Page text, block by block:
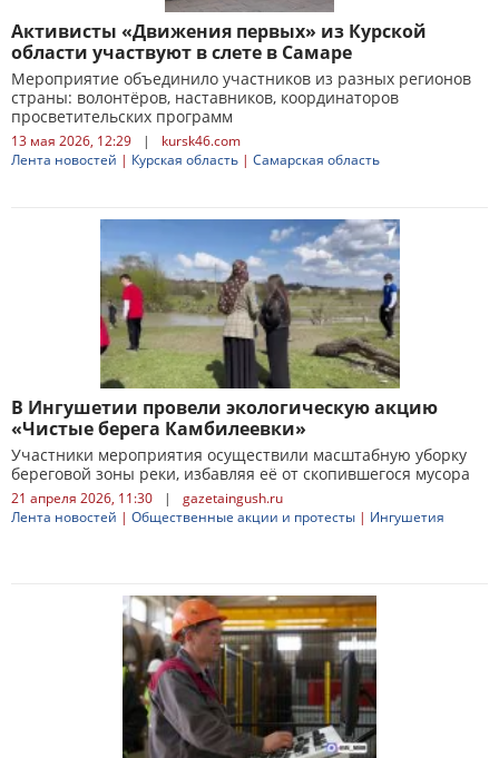
Активисты «Движения первых» из Курской
области участвуют в слете в Самаре
Мероприятие объединило участников из разных регионов
страны: волонтёров, наставников, координаторов
просветительских программ
13 мая 2026, 12:29 |
kursk46.com
Лента новостей | Курская область | Самарская область
В Ингушетии провели экологическую акцию
«Чистые берега Камбилеевки»
Участники мероприятия осуществили масштабную уборку
береговой зоны реки, избавляя её от скопившегося мусора
21 апреля 2026, 11:30 |
gazetaingush.ru
Лента новостей | Общественные акции и протесты | Ингушетия